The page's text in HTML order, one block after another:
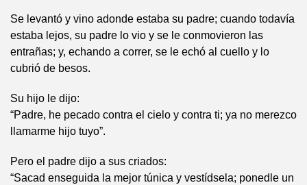
Se levantó y vino adonde estaba su padre; cuando todavía
estaba lejos, su padre lo vio y se le conmovieron las
entrañas; y, echando a correr, se le echó al cuello y lo
cubrió de besos.
Su hijo le dijo:
“Padre, he pecado contra el cielo y contra ti; ya no merezco
llamarme hijo tuyo”.
Pero el padre dijo a sus criados:
“Sacad enseguida la mejor túnica y vestídsela; ponedle un